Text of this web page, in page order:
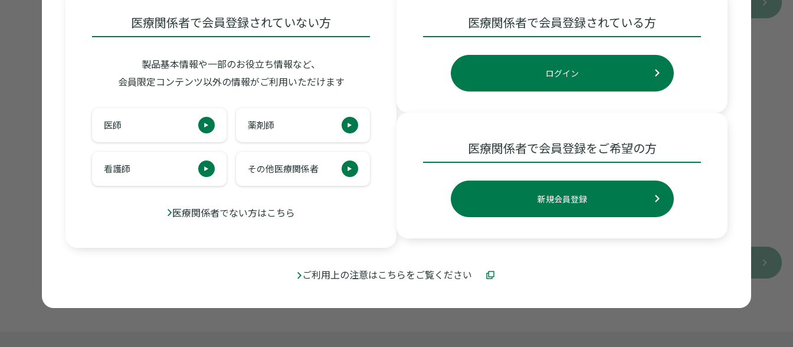
医療関係者で会員登録されていない方
製品基本情報や一部のお役立ち情報など、
会員限定コンテンツ以外の情報がご利用いただけます
医師 薬剤師
看護師 その他医療関係者
医療関係者でない方はこちら
医療関係者で会員登録されている方
ログイン
医療関係者で会員登録をご希望の方
新規会員登録
ご利用上の注意はこちらをご覧ください
新しいポリエン系抗真菌薬の誕生
帝京大学 名誉教授 山口 英世 先生
北里大学 久米光 先生